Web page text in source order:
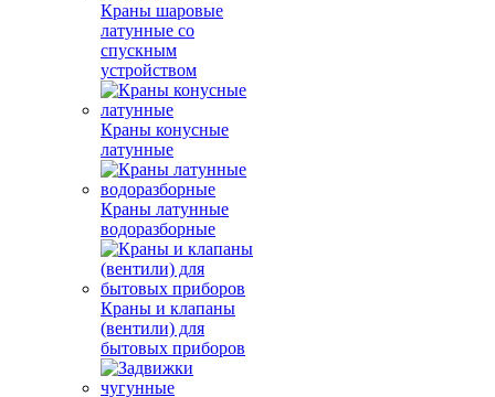
Краны шаровые
латунные со
спускным
устройством
Краны конусные
латунные
Краны латунные
водоразборные
Краны и клапаны
(вентили) для
бытовых приборов